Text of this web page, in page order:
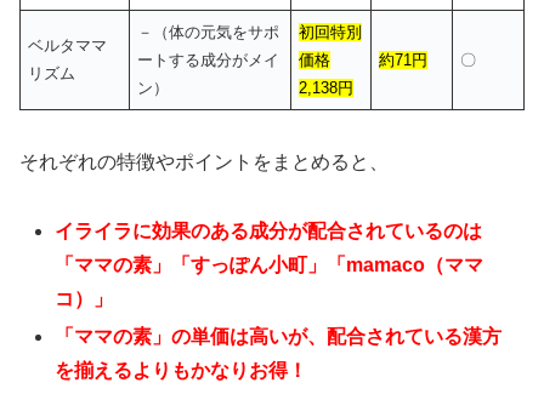
ベルタママ
リズム
－（体の元気をサポ
ートする成分がメイ
ン）
初回特別
価格
2,138円
約71円 〇
それぞれの特徴やポイントをまとめると、
イライラに効果のある成分が配合されているのは
「ママの素」「すっぽん小町」「mamaco（ママ
コ）」
「ママの素」の単価は高いが、配合されている漢方
を揃えるよりもかなりお得！